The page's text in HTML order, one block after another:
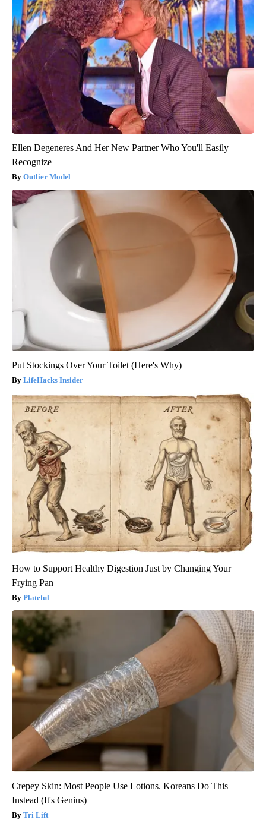
Ellen Degeneres And Her New Partner Who You'll Easily
Recognize
Outlier Model
Put Stockings Over Your Toilet (Here's Why)
LifeHacks Insider
How to Support Healthy Digestion Just by Changing Your
Frying Pan
Plateful
Crepey Skin: Most People Use Lotions. Koreans Do This
Instead (It's Genius)
Tri Lift